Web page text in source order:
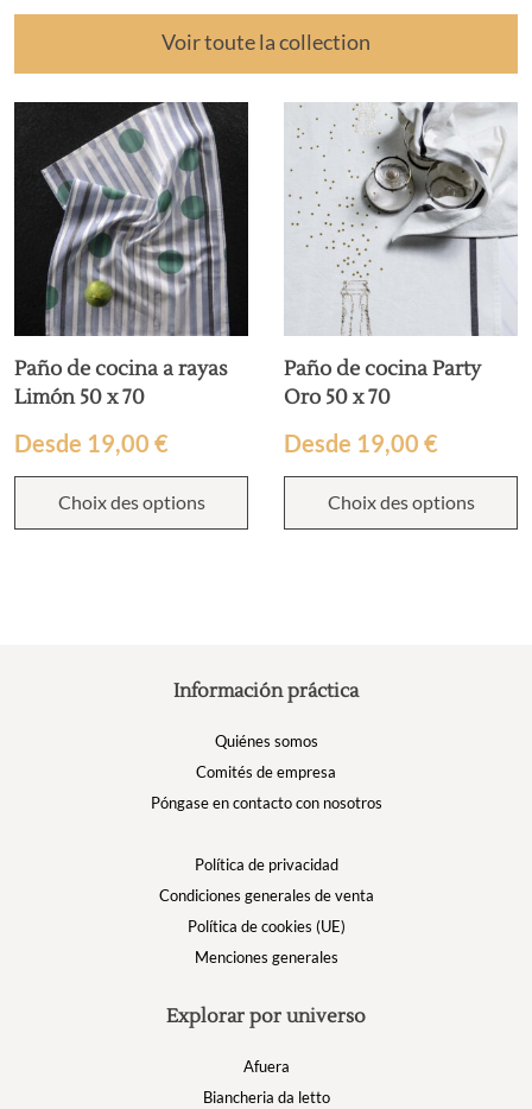
Voir toute la collection
Paño de cocina a rayas
Limón 50 x 70
Desde 19,00 €
Choix des options
Paño de cocina Party
Oro 50 x 70
Desde 19,00 €
Choix des options
Información práctica
Quiénes somos
Comités de empresa
Póngase en contacto con nosotros
Política de privacidad
Condiciones generales de venta
Política de cookies (UE)
Menciones generales
Explorar por universo
Afuera
Biancheria da letto